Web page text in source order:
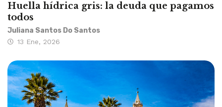
Huella hídrica gris: la deuda que pagamos
todos
Juliana Santos Do Santos
13 Ene, 2026